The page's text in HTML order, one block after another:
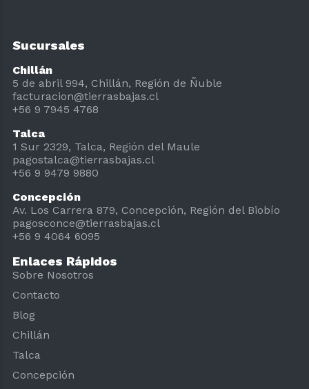
Sucursales
Chillán
5 de abril 994, Chillán, Región de Ñuble
facturacion@tierrasbajas.cl
+56 9 7945 4768
Talca
1 Sur 2329, Talca, Región del Maule
pagostalca@tierrasbajas.cl
+56 9 9479 9880
Concepción
Av. Los Carrera 879, Concepción, Región del Biobío
pagosconce@tierrasbajas.cl
+56 9 4064 6095
Enlaces Rápidos
Sobre Nosotros
Contacto
Blog
Chillán
Talca
Concepción